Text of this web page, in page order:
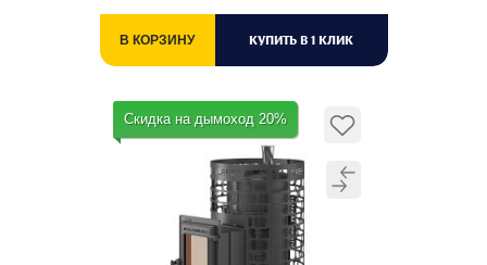
В КОРЗИНУ КУПИТЬ В 1 КЛИК
Скидка на дымоход 20%